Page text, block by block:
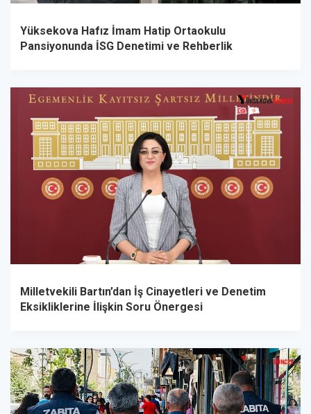
Yüksekova Hafız İmam Hatip Ortaokulu
Pansiyonunda İSG Denetimi ve Rehberlik
Milletvekili Bartın’dan İş Cinayetleri ve Denetim
Eksikliklerine İlişkin Soru Önergesi